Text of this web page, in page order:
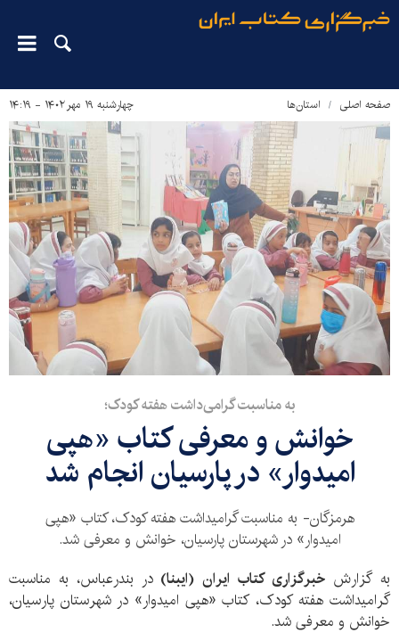
صفحه اصلی استان‌ها چهارشنبه ۱۹ مهر ۱۴۰۲ - ۱۴:۱۹
به مناسبت گرامی‌داشت هفته کودک؛
خوانش و معرفی کتاب «هپی
امیدوار» در پارسیان انجام شد
هرمزگان- به مناسبت گرامیداشت هفته کودک، کتاب «هپی
امیدوار» در شهرستان پارسیان، خوانش و معرفی شد.
به گزارشخبرگزاری کتاب ایران (ایبنا) در بندرعباس، به مناسبت
گرامیداشت هفته کودک، کتاب «هپی امیدوار» در شهرستان پارسیان،
خوانش و معرفی شد.